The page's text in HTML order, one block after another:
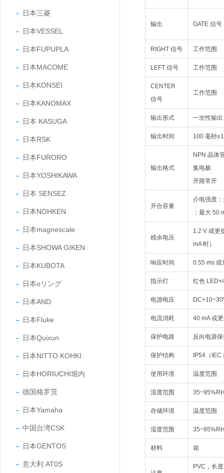
日本三菱
日本VESSEL
日本FUPUPLA
日本MACOME
日本KONSEI
日本KANOMAX
日本 KASUGA
日本RSK
日本FURORO
日本YOSHIKAWA
日本 SENSEZ
日本NOHKEN
日本magnescale
日本SHOWA GIKEN
日本KUBOTA
日本oリング
日本AND
日本Fluke
日本Quixun
日本NITTO KOHKI
日本HORIUCHI堀内
德国格罗茨
日本Yamaha
中国台湾CSK
日本GENTOS
意大利 AT0S
输出 GATE 信号
RIGHT 信号 工作范围
LEFT 信号 工作范围
CENTER
信号
工作范围
输出形式 一次性输出
输出时间 100 毫秒
输出格式
NPN 晶体
集电极
开路常开
开合容量
介电强度
：最大 50
残余电压
1.2 V 或更
mA 时）
响应时间 0.55 ms 或
指示灯 红色
电源电压
电流消耗 40 mA 或
保护电路 反向电源
保护结构 IP54（IEC
使用环境 温度范围
湿度范围
存储环境 温度范围
湿度范围
材料 箱
PVC，长